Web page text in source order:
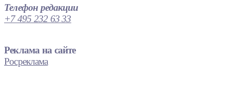
Телефон редакции
+7 495 232 63 33
Реклама на сайте
Росреклама